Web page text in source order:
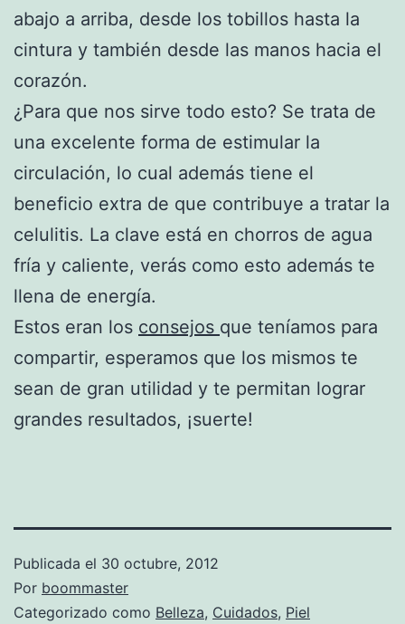
abajo a arriba, desde los tobillos hasta la
cintura y también desde las manos hacia el
corazón.
¿Para que nos sirve todo esto? Se trata de
una excelente forma de estimular la
circulación, lo cual además tiene el
beneficio extra de que contribuye a tratar la
celulitis. La clave está en chorros de agua
fría y caliente, verás como esto además te
llena de energía.
Estos eran los consejos que teníamos para
compartir, esperamos que los mismos te
sean de gran utilidad y te permitan lograr
grandes resultados, ¡suerte!
Publicada el 30 octubre, 2012
Por boommaster
Categorizado como Belleza, Cuidados, Piel